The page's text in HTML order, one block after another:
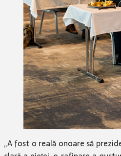
„A fost o reală onoare să